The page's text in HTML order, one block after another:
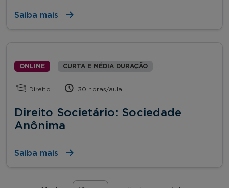
Saiba mais
ONLINE CURTA E MÉDIA DURAÇÃO
Direito 30 horas/aula
Direito Societário: Sociedade
Anônima
Saiba mais